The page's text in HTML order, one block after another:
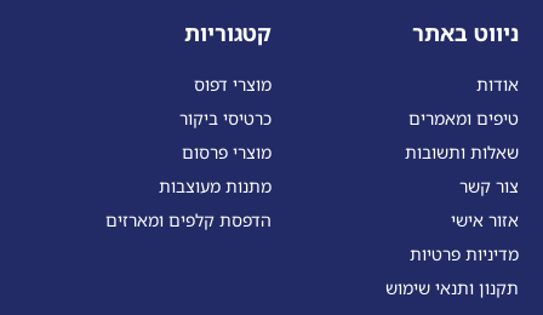
ניווט באתר
אודות
טיפים ומאמרים
שאלות ותשובות
צור קשר
אזור אישי
מדיניות פרטיות
תקנון ותנאי שימוש
קטגוריות
מוצרי דפוס
כרטיסי ביקור
מוצרי פרסום
מתנות מעוצבות
הדפסת קלפים ומארזים